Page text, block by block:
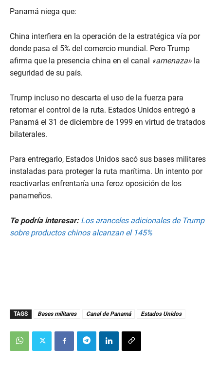
Panamá niega que:
China interfiera en la operación de la estratégica vía por
donde pasa el 5% del comercio mundial. Pero Trump
afirma que la presencia china en el canal «amenaza» la
seguridad de su país.
Trump incluso no descarta el uso de la fuerza para
retomar el control de la ruta. Estados Unidos entregó a
Panamá el 31 de diciembre de 1999 en virtud de tratados
bilaterales.
Para entregarlo, Estados Unidos sacó sus bases militares
instaladas para proteger la ruta marítima. Un intento por
reactivarlas enfrentaría una feroz oposición de los
panameños.
Te podría interesar: Los aranceles adicionales de Trump
sobre productos chinos alcanzan el 145%
TAGS Bases militares Canal de Panamá Estados Unidos